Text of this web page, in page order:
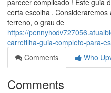
parecer complicado ! Este guia
certa escolha .
terreno, o grau de
https://
carretilha-guia-completo-para-
Comments
Who
Comments